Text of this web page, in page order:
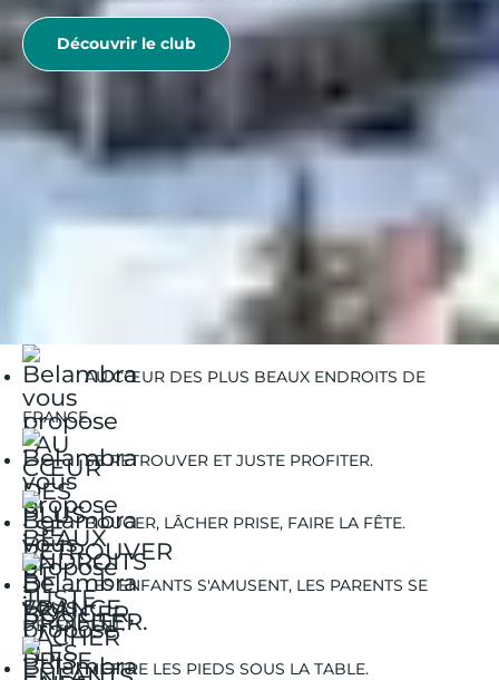
Découvrir le club
Belambra Clubs
Réservez vos vacances dans un club de vacances à
AU CŒUR DES PLUS BEAUX ENDROITS DE
FRANCE.
SE RETROUVER ET JUSTE PROFITER.
BOUGER, LÂCHER PRISE, FAIRE LA FÊTE.
LES ENFANTS S'AMUSENT, LES PARENTS SE
DÉTENDENT.
METTRE LES PIEDS SOUS LA TABLE.